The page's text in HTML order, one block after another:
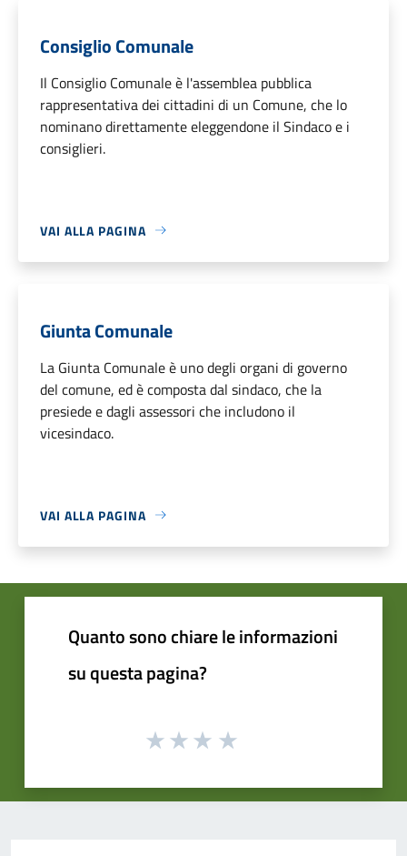
Consiglio Comunale
Il Consiglio Comunale è l'assemblea pubblica
rappresentativa dei cittadini di un Comune, che lo
nominano direttamente eleggendone il Sindaco e i
consiglieri.
VAI ALLA PAGINA
Giunta Comunale
La Giunta Comunale è uno degli organi di governo
del comune, ed è composta dal sindaco, che la
presiede e dagli assessori che includono il
vicesindaco.
VAI ALLA PAGINA
Quanto sono chiare le informazioni
su questa pagina?